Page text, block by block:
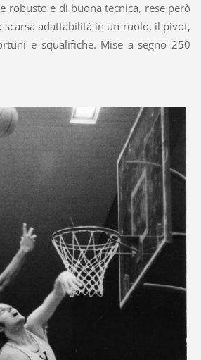
robusto e di buona tecnica, rese però
scarsa adattabilità in un ruolo, il pivot,
e squalifiche. Mise a segno 250